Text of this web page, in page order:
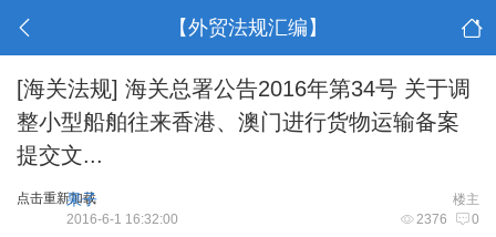
【外贸法规汇编】
[海关法规] 海关总署公告2016年第34号 关于调
整小型船舶往来香港、澳门进行货物运输备案
提交文...
点击重新加载 楼主
果子
2376 0
2016-6-1 16:32:00